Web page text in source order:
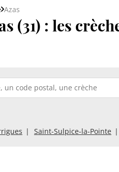
Azas
(31) : les
Saint-Sulpice-la-Pointe